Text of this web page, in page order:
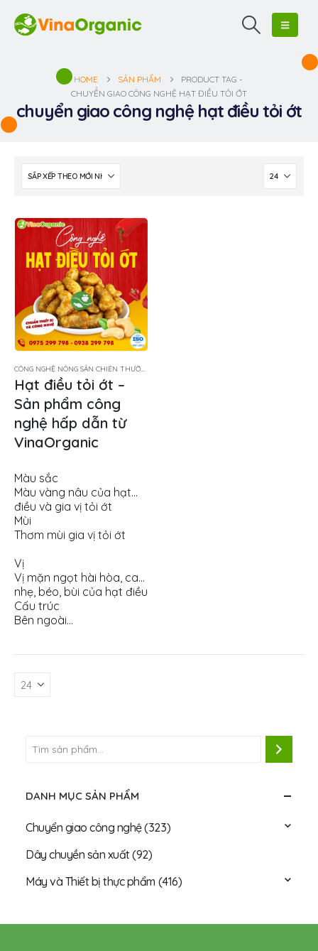
HOME SẢN PHẨM
PRODUCT TAG -
CHUYỂN GIAO CÔNG NGHỆ HẠT ĐIỀU TỎI ỚT
chuyển giao công nghệ hạt điều tỏi ớt
CÔNG NGHỆ NÔNG SẢN CHIÊN THƯỜNG TẨM GIA VỊ
Hạt điều tỏi ớt –
Sản phẩm công
nghệ hấp dẫn từ
VinaOrganic
Màu sắc
Màu vàng nâu của hạt
điều và gia vị tỏi ớt
Mùi
Thơm mùi gia vị tỏi ớt
Vị
Vị mặn ngọt hài hòa, cay
nhẹ, béo, bùi của hạt điều
Cấu trúc
Bên ngoài…
DANH MỤC SẢN PHẨM
Chuyển giao công nghệ(323)
Dây chuyền sản xuất(92)
Máy và Thiết bị thực phẩm (416)